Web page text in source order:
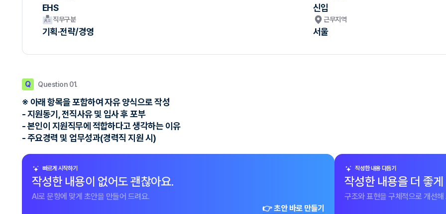
EHS 신입
직무구분
기획·전략/경영
근무지역
서울
Q Question 01.
※ 아래 항목을 포함하여 자유 양식으로 작성
- 지원동기, 전직사유 및 입사 후 포부
- 본인이 지원직무에 적합하다고 생각하는 이유
- 주요경력 및 업무성과(경력직 지원 시)
빠르게 시작하기
작성한 내용이 없어도 괜찮아요.
AI로 문항에 맞게 초안을 만들어 드려요.
👉 초안 바로 만들기
작성한 내용 다듬기
작성한 내용을 더 좋
구조와 표현을 구체적으로 개선해